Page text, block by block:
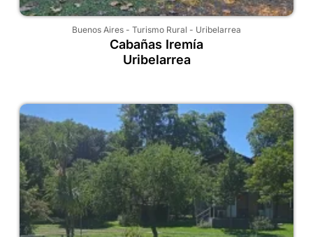
Buenos Aires - Turismo Rural - Uribelarrea
Cabañas Iremía
Uribelarrea